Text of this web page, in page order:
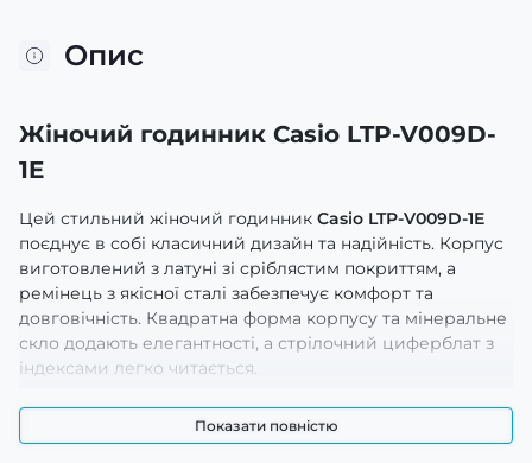
Опис
Жіночий годинник Casio LTP-V009D-
1E
Цей стильний жіночий годинник Casio LTP-V009D-1E
поєднує в собі класичний дизайн та надійність. Корпус
виготовлений з латуні зі сріблястим покриттям, а
ремінець з якісної сталі забезпечує комфорт та
довговічність. Квадратна форма корпусу та мінеральне
скло додають елегантності, а стрілочний циферблат з
індексами легко читається.
Годинник водонепроникний до 30 метрів, що дозволяє
носити його в повсякденному житті без особливого
Показати повністю